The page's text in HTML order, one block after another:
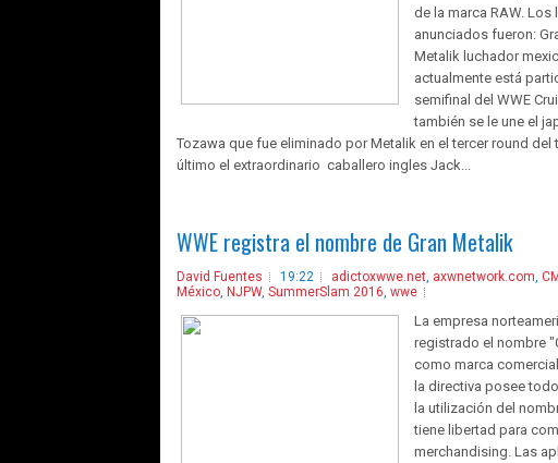
de la marca RAW. Los
anunciados fueron:
Metalik luchador
actualmente está
semifinal del WWE
también se le une el
Tozawa que fue eliminado por Metalik en el tercer round del
último el extraordinario caballero ingles Jack...
WWE registra el nombre de Gran Metalik
David Fuentes 19:22 adictoxwwe.net axwnetwork.com
México NJPW, SummerSlam 2016 wwe
La empresa
registrado el nombre
como marca
la directiva posee
la utilización del
tiene libertad para
merchandising. Las